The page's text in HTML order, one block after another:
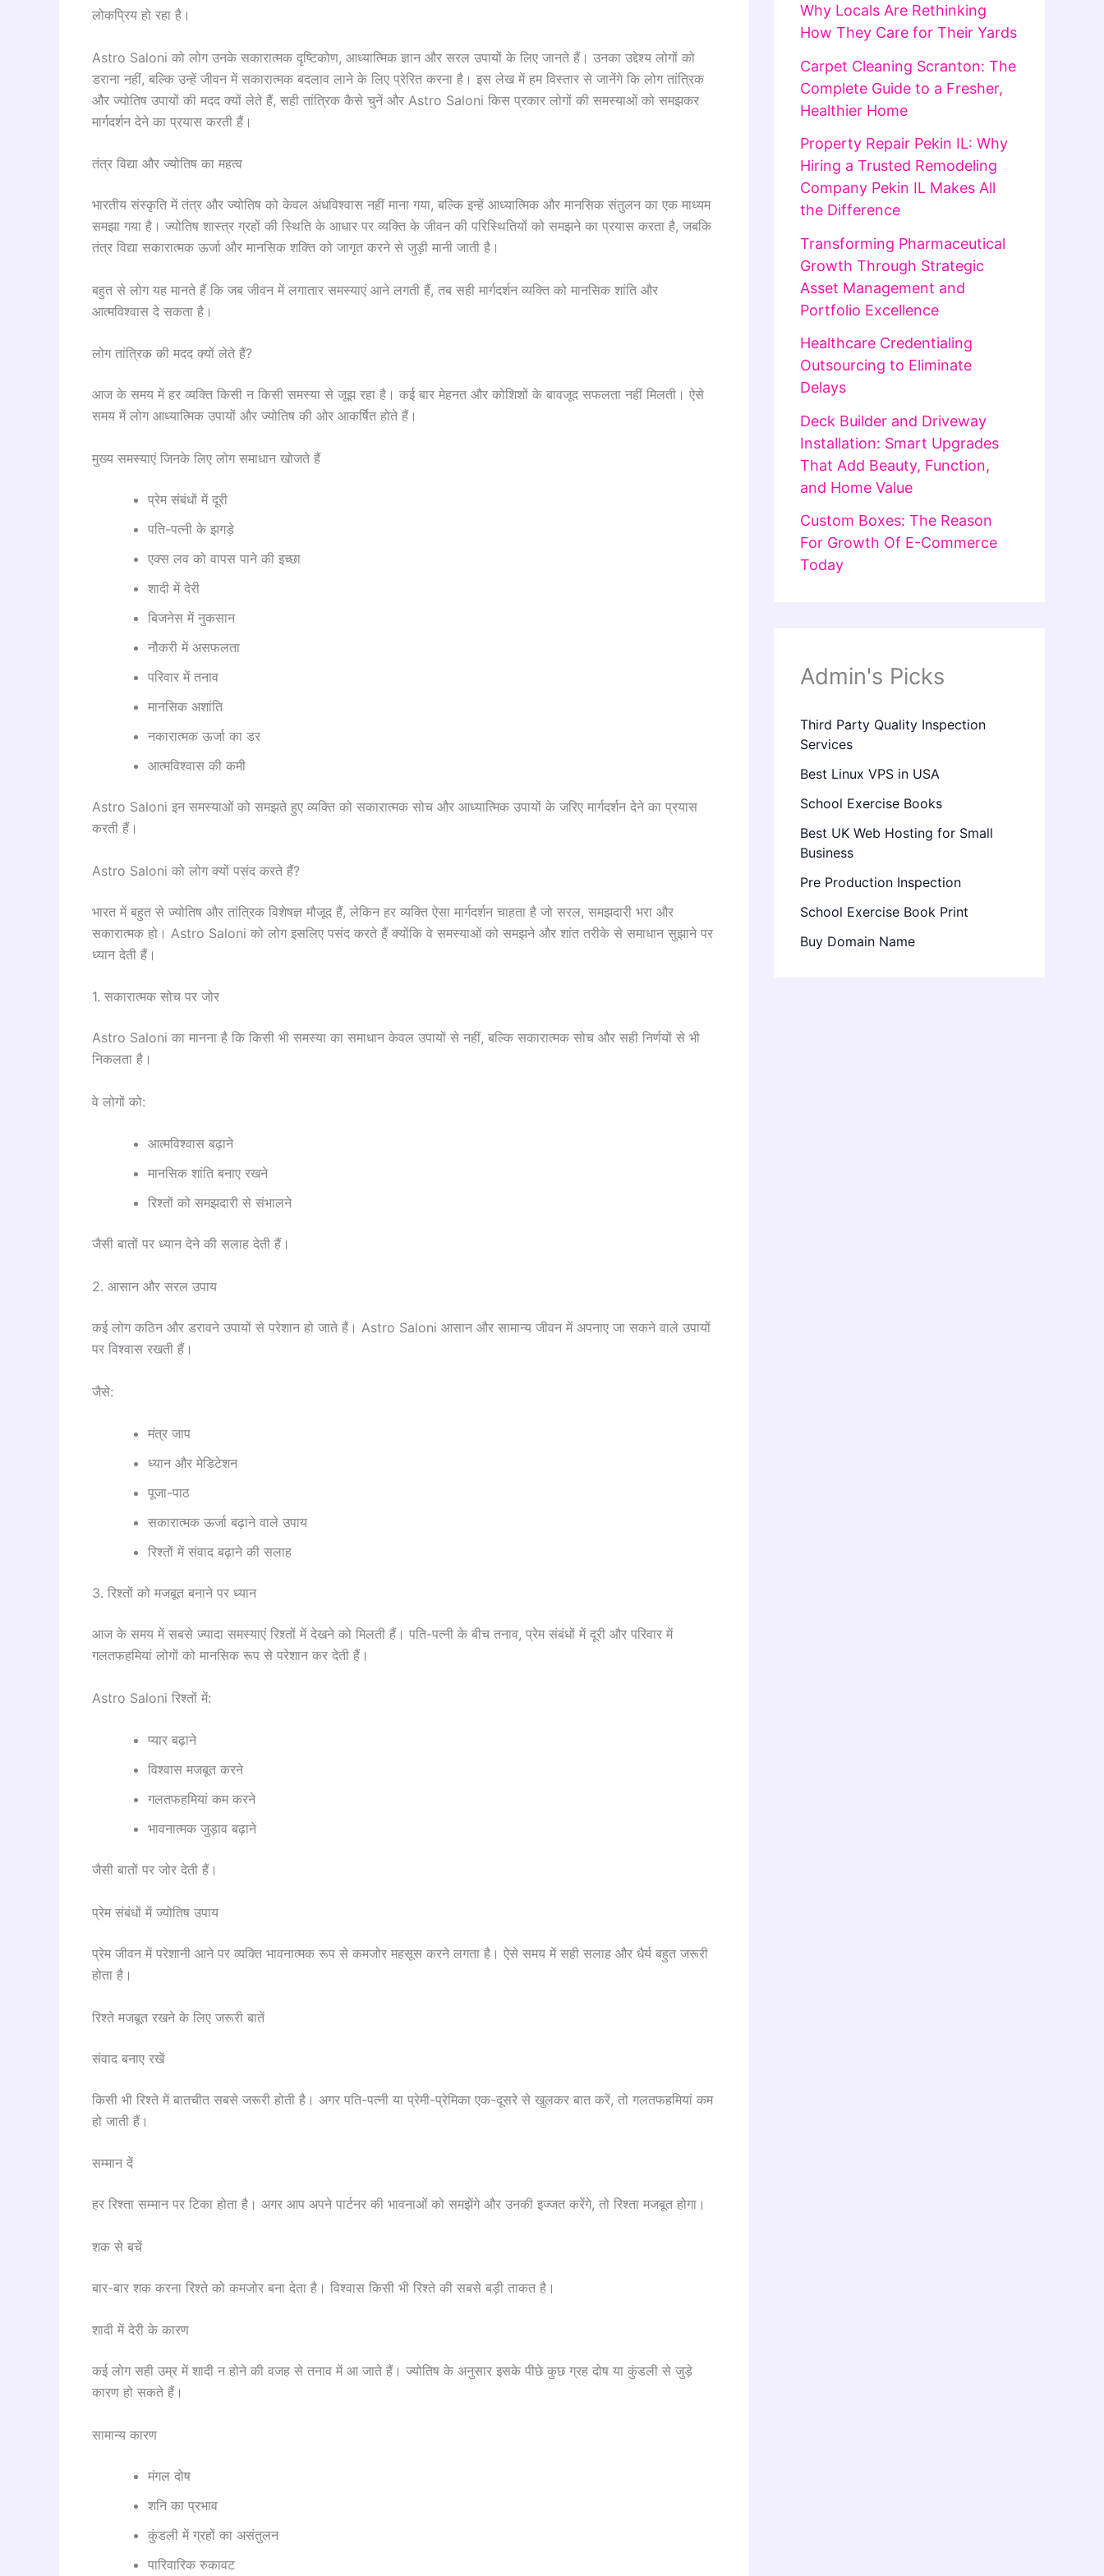
लोकप्रिय हो रहा है।
Astro Saloni को लोग उनके सकारात्मक दृष्टिकोण, आध्यात्मिक ज्ञान और सरल उपायों के लिए जानते हैं। उनका उद्देश्य लोगों को
डराना नहीं, बल्कि उन्हें जीवन में सकारात्मक बदलाव लाने के लिए प्रेरित करना है। इस लेख में हम विस्तार से जानेंगे कि लोग तांत्रिक
और ज्योतिष उपायों की मदद क्यों लेते हैं, सही तांत्रिक कैसे चुनें और Astro Saloni किस प्रकार लोगों की समस्याओं को समझकर
मार्गदर्शन देने का प्रयास करती हैं।
तंत्र विद्या और ज्योतिष का महत्व
भारतीय संस्कृति में तंत्र और ज्योतिष को केवल अंधविश्वास नहीं माना गया, बल्कि इन्हें आध्यात्मिक और मानसिक संतुलन का एक माध्यम
समझा गया है। ज्योतिष शास्त्र ग्रहों की स्थिति के आधार पर व्यक्ति के जीवन की परिस्थितियों को समझने का प्रयास करता है, जबकि
तंत्र विद्या सकारात्मक ऊर्जा और मानसिक शक्ति को जागृत करने से जुड़ी मानी जाती है।
बहुत से लोग यह मानते हैं कि जब जीवन में लगातार समस्याएं आने लगती हैं, तब सही मार्गदर्शन व्यक्ति को मानसिक शांति और
आत्मविश्वास दे सकता है।
लोग तांत्रिक की मदद क्यों लेते हैं?
आज के समय में हर व्यक्ति किसी न किसी समस्या से जूझ रहा है। कई बार मेहनत और कोशिशों के बावजूद सफलता नहीं मिलती। ऐसे
समय में लोग आध्यात्मिक उपायों और ज्योतिष की ओर आकर्षित होते हैं।
मुख्य समस्याएं जिनके लिए लोग समाधान खोजते हैं
प्रेम संबंधों में दूरी
पति-पत्नी के झगड़े
एक्स लव को वापस पाने की इच्छा
शादी में देरी
बिजनेस में नुकसान
नौकरी में असफलता
परिवार में तनाव
मानसिक अशांति
नकारात्मक ऊर्जा का डर
आत्मविश्वास की कमी
Astro Saloni इन समस्याओं को समझते हुए व्यक्ति को सकारात्मक सोच और आध्यात्मिक उपायों के जरिए मार्गदर्शन देने का प्रयास
करती हैं।
Astro Saloni को लोग क्यों पसंद करते हैं?
भारत में बहुत से ज्योतिष और तांत्रिक विशेषज्ञ मौजूद हैं, लेकिन हर व्यक्ति ऐसा मार्गदर्शन चाहता है जो सरल, समझदारी भरा और
सकारात्मक हो। Astro Saloni को लोग इसलिए पसंद करते हैं क्योंकि वे समस्याओं को समझने और शांत तरीके से समाधान सुझाने पर
ध्यान देती हैं।
1. सकारात्मक सोच पर जोर
Astro Saloni का मानना है कि किसी भी समस्या का समाधान केवल उपायों से नहीं, बल्कि सकारात्मक सोच और सही निर्णयों से भी
निकलता है।
वे लोगों को:
आत्मविश्वास बढ़ाने
मानसिक शांति बनाए रखने
रिश्तों को समझदारी से संभालने
जैसी बातों पर ध्यान देने की सलाह देती हैं।
2. आसान और सरल उपाय
कई लोग कठिन और डरावने उपायों से परेशान हो जाते हैं। Astro Saloni आसान और सामान्य जीवन में अपनाए जा सकने वाले उपायों
पर विश्वास रखती हैं।
जैसे:
मंत्र जाप
ध्यान और मेडिटेशन
पूजा-पाठ
सकारात्मक ऊर्जा बढ़ाने वाले उपाय
रिश्तों में संवाद बढ़ाने की सलाह
3. रिश्तों को मजबूत बनाने पर ध्यान
आज के समय में सबसे ज्यादा समस्याएं रिश्तों में देखने को मिलती हैं। पति-पत्नी के बीच तनाव, प्रेम संबंधों में दूरी और परिवार में
गलतफहमियां लोगों को मानसिक रूप से परेशान कर देती हैं।
Astro Saloni रिश्तों में:
प्यार बढ़ाने
विश्वास मजबूत करने
गलतफहमियां कम करने
भावनात्मक जुड़ाव बढ़ाने
जैसी बातों पर जोर देती हैं।
प्रेम संबंधों में ज्योतिष उपाय
प्रेम जीवन में परेशानी आने पर व्यक्ति भावनात्मक रूप से कमजोर महसूस करने लगता है। ऐसे समय में सही सलाह और धैर्य बहुत जरूरी
होता है।
रिश्ते मजबूत रखने के लिए जरूरी बातें
संवाद बनाए रखें
किसी भी रिश्ते में बातचीत सबसे जरूरी होती है। अगर पति-पत्नी या प्रेमी-प्रेमिका एक-दूसरे से खुलकर बात करें, तो गलतफहमियां कम
हो जाती हैं।
सम्मान दें
हर रिश्ता सम्मान पर टिका होता है। अगर आप अपने पार्टनर की भावनाओं को समझेंगे और उनकी इज्जत करेंगे, तो रिश्ता मजबूत होगा।
शक से बचें
बार-बार शक करना रिश्ते को कमजोर बना देता है। विश्वास किसी भी रिश्ते की सबसे बड़ी ताकत है।
शादी में देरी के कारण
कई लोग सही उम्र में शादी न होने की वजह से तनाव में आ जाते हैं। ज्योतिष के अनुसार इसके पीछे कुछ ग्रह दोष या कुंडली से जुड़े
कारण हो सकते हैं।
सामान्य कारण
मंगल दोष
शनि का प्रभाव
कुंडली में ग्रहों का असंतुलन
पारिवारिक रुकावट
Why Locals Are Rethinking
How They Care for Their Yards
Carpet Cleaning Scranton: The
Complete Guide to a Fresher,
Healthier Home
Property Repair Pekin IL: Why
Hiring a Trusted Remodeling
Company Pekin IL Makes All
the Difference
Transforming Pharmaceutical
Growth Through Strategic
Asset Management and
Portfolio Excellence
Healthcare Credentialing
Outsourcing to Eliminate
Delays
Deck Builder and Driveway
Installation: Smart Upgrades
That Add Beauty, Function,
and Home Value
Custom Boxes: The Reason
For Growth Of E-Commerce
Today
Admin's Picks
Third Party Quality Inspection
Services
Best Linux VPS in USA
School Exercise Books
Best UK Web Hosting for Small
Business
Pre Production Inspection
School Exercise Book Print
Buy Domain Name